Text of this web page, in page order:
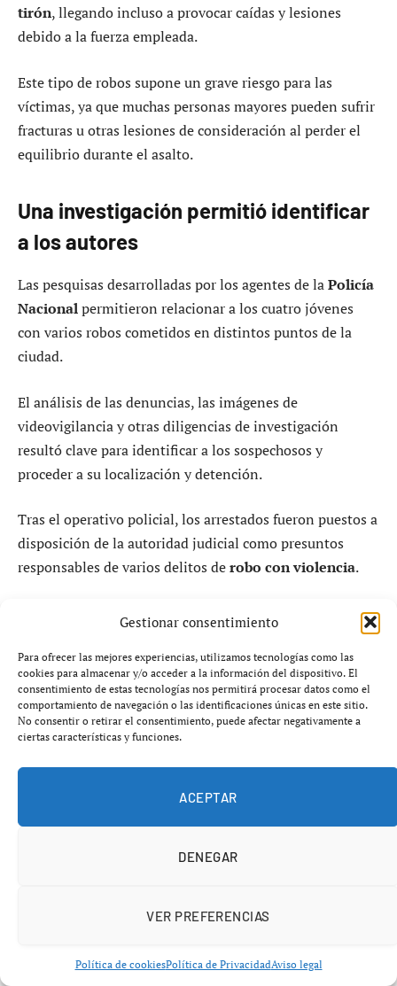
Gestionar consentimiento
Para ofrecer las mejores experiencias, utilizamos tecnologías como las
cookies para almacenar y/o acceder a la información del dispositivo. El
consentimiento de estas tecnologías nos permitirá procesar datos como el
comportamiento de navegación o las identificaciones únicas en este sitio.
No consentir o retirar el consentimiento, puede afectar negativamente a
ciertas características y funciones.
ACEPTAR
DENEGAR
VER PREFERENCIAS
Política de cookiesPolítica de PrivacidadAviso legal
tirón, llegando incluso a provocar caídas y lesiones
debido a la fuerza empleada.
Este tipo de robos supone un grave riesgo para las
víctimas, ya que muchas personas mayores pueden sufrir
fracturas u otras lesiones de consideración al perder el
equilibrio durante el asalto.
Una investigación permitió identificar
a los autores
Las pesquisas desarrolladas por los agentes de laPolicía
Nacionalpermitieron relacionar a los cuatro jóvenes
con varios robos cometidos en distintos puntos de la
ciudad.
El análisis de las denuncias, las imágenes de
videovigilancia y otras diligencias de investigación
resultó clave para identificar a los sospechosos y
proceder a su localización y detención.
Tras el operativo policial, los arrestados fueron puestos a
disposición de la autoridad judicial como presuntos
responsables de varios delitos derobo con violencia.
Un método rápido y extremadamente
técnica del tiróncontinúa siendo una
delincuentes que buscan obtener un botín de forma